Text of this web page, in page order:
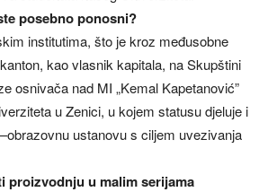
posebno ponosni?
institutima, što je kroz međusobne
kao vlasnik kapitala, na Skupštini
osnivača nad MI „Kemal Kapetanović”
u Zenici, u kojem statusu djeluje i
ustanovu s ciljem uvezivanja
proizvodnju u malim serijama